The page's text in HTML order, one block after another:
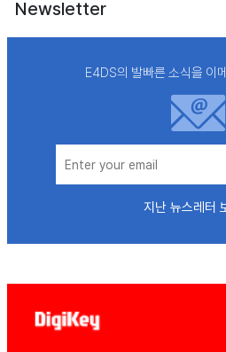
Newsletter
E4DS의 발빠른 소식을 이
지난 뉴스레터